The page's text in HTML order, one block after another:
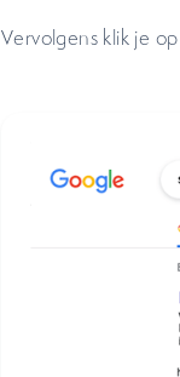
Vervolgens klik je